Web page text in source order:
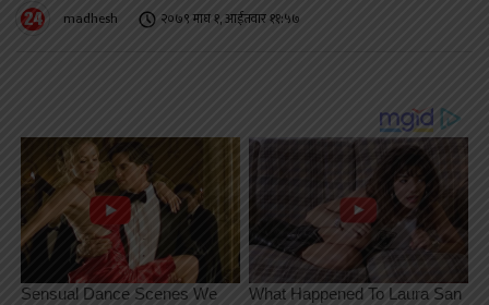
madhesh २०७९ माघ १, आईतवार ११:५७